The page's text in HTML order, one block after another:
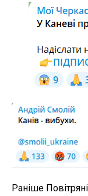
Раніше